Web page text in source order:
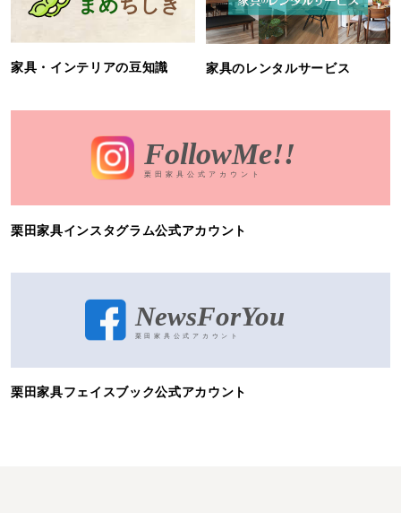
家具・インテリアの豆知識 家具のレンタルサービス
栗田家具インスタグラム公式アカウント
栗田家具フェイスブック公式アカウント